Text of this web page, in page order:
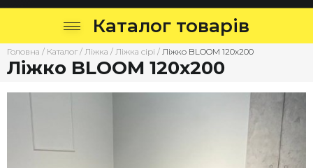
Каталог товарів
Головна / Каталог / Ліжка / Ліжка сірі / Ліжко BLOOM 120х200
Ліжко BLOOM 120х200